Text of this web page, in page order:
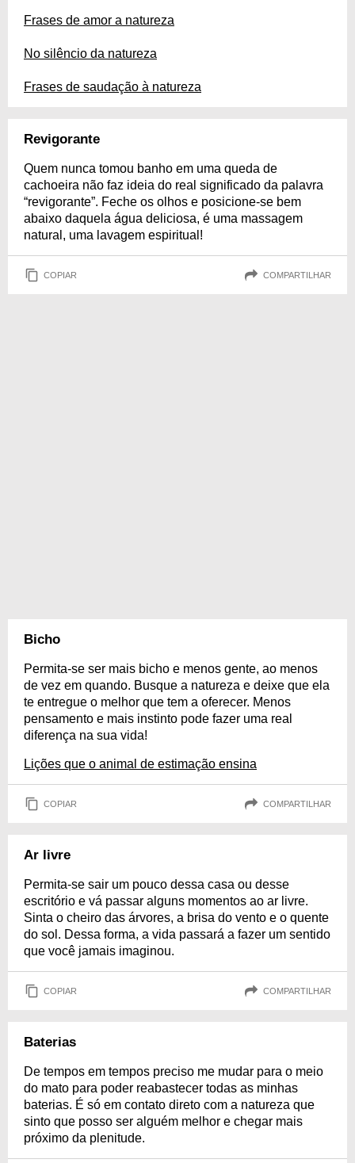
Frases de amor a natureza
No silêncio da natureza
Frases de saudação à natureza
Revigorante
Quem nunca tomou banho em uma queda de
cachoeira não faz ideia do real significado da palavra
“revigorante”. Feche os olhos e posicione-se bem
abaixo daquela água deliciosa, é uma massagem
natural, uma lavagem espiritual!
COPIAR COMPARTILHAR
Bicho
Permita-se ser mais bicho e menos gente, ao menos
de vez em quando. Busque a natureza e deixe que ela
te entregue o melhor que tem a oferecer. Menos
pensamento e mais instinto pode fazer uma real
diferença na sua vida!
Lições que o animal de estimação ensina
COPIAR COMPARTILHAR
Ar livre
Permita-se sair um pouco dessa casa ou desse
escritório e vá passar alguns momentos ao ar livre.
Sinta o cheiro das árvores, a brisa do vento e o quente
do sol. Dessa forma, a vida passará a fazer um sentido
que você jamais imaginou.
COPIAR COMPARTILHAR
Baterias
De tempos em tempos preciso me mudar para o meio
do mato para poder reabastecer todas as minhas
baterias. É só em contato direto com a natureza que
sinto que posso ser alguém melhor e chegar mais
próximo da plenitude.